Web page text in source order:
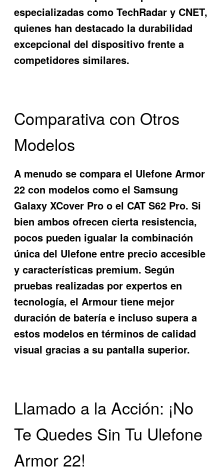
especializadas como TechRadar y CNET,
quienes han destacado la durabilidad
excepcional del dispositivo frente a
competidores similares.
Comparativa con Otros
Modelos
A menudo se compara el Ulefone Armor
22 con modelos como el Samsung
Galaxy XCover Pro o el CAT S62 Pro. Si
bien ambos ofrecen cierta resistencia,
pocos pueden igualar la combinación
única del Ulefone entre precio accesible
y características premium. Según
pruebas realizadas por expertos en
tecnología, el Armour tiene mejor
duración de batería e incluso supera a
estos modelos en términos de calidad
visual gracias a su pantalla superior.
Llamado a la Acción: ¡No
Te Quedes Sin Tu Ulefone
Armor 22!